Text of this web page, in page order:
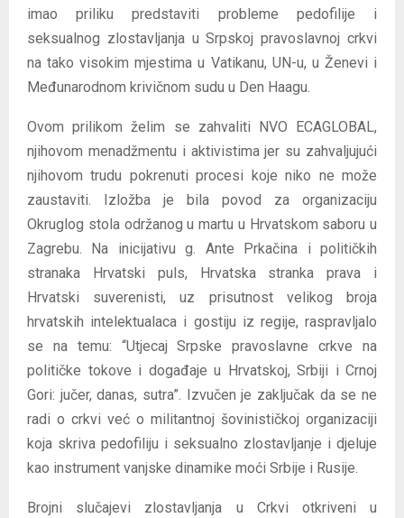
imao priliku predstaviti probleme pedofilije i
seksualnog zlostavljanja u Srpskoj pravoslavnoj crkvi
na tako visokim mjestima u Vatikanu, UN-u, u Ženevi i
Međunarodnom krivičnom sudu u Den Haagu.
Ovom prilikom želim se zahvaliti NVO ECAGLOBAL,
njihovom menadžmentu i aktivistima jer su zahvaljujući
njihovom trudu pokrenuti procesi koje niko ne može
zaustaviti. Izložba je bila povod za organizaciju
Okruglog stola održanog u martu u Hrvatskom saboru u
Zagrebu. Na inicijativu g. Ante Prkačina i političkih
stranaka Hrvatski puls, Hrvatska stranka prava i
Hrvatski suverenisti, uz prisutnost velikog broja
hrvatskih intelektualaca i gostiju iz regije, raspravljalo
se na temu: “Utjecaj Srpske pravoslavne crkve na
političke tokove i događaje u Hrvatskoj, Srbiji i Crnoj
Gori: jučer, danas, sutra”. Izvučen je zaključak da se ne
radi o crkvi već o militantnoj šovinističkoj organizaciji
koja skriva pedofiliju i seksualno zlostavljanje i djeluje
kao instrument vanjske dinamike moći Srbije i Rusije.
Brojni slučajevi zlostavljanja u Crkvi otkriveni u